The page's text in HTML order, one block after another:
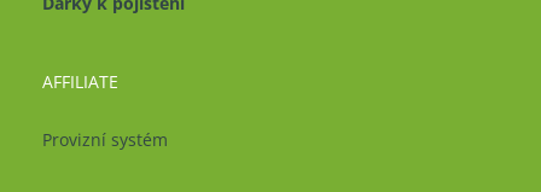
AFFILIATE
Provizní systém